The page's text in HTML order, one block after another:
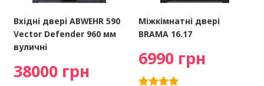
Вхідні двері ABWEHR 590
Vector Defender 960 мм
вуличні
38000 грн
Міжкімнатні двері
BRAMA 16.17
6990 грн